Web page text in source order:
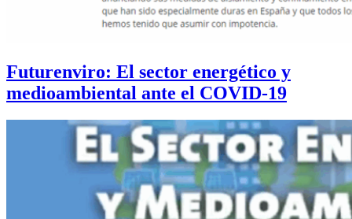
Futurenviro: El sector energético y
medioambiental ante el COVID-19